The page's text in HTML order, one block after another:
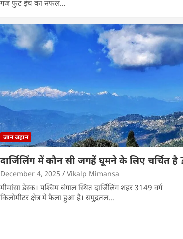
गज फुट इंच का सफल…
जान जहान
दार्जिलिंग में कौन सी जगहें घूमने के लिए चर्चित है
December 4, 2025 Vikalp Mimansa
मीमांसा डेस्क। पश्चिम बंगाल स्थित दार्जिलिंग शहर 3149 वर्ग
किलोमीटर क्षेत्र में फैला हुआ है। समुद्रतल…